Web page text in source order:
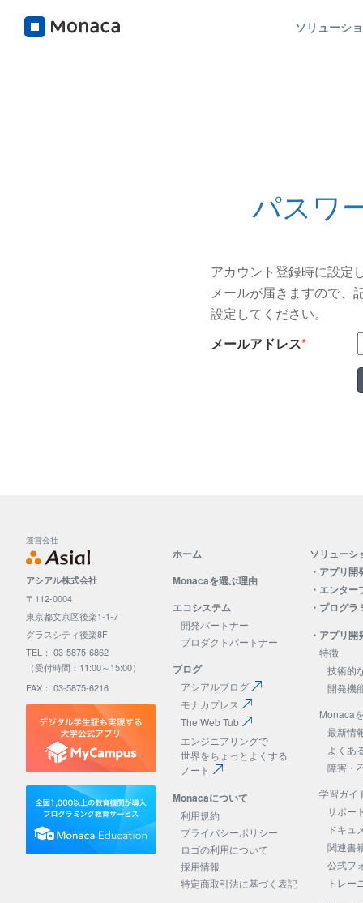
ソリューシ
パスワ
アカウント登録時に設定
メールが届きますので、
設定してください。
メールアドレス*
運営会社
アシアル株式会社
〒112-0004
東京都文京区後楽1-1-7
グラスシティ後楽8F
TEL： 03-5875-6862
（受付時間：11:00～15:00）
FAX： 03-5875-6216
ホーム
Monacaを選ぶ理由
エコシステム
開発パートナー
プロダクトパートナー
ブログ
アシアルブログ
モナカプレス
The Web Tub
エンジニアリングで
世界をちょっとよくする
ノート
Monacaについて
利用規約
プライバシーポリシー
ロゴの利用について
採用情報
特定商取引法に基づく表記
ソリューシ
・ アプリ開
・ エンター
・ プログラ
・ アプリ開
特徴
技術的
開発機
Monaca
最新情
よくあ
障害・
学習ガイ
サポー
ドキュ
関連書
公式フ
トレー